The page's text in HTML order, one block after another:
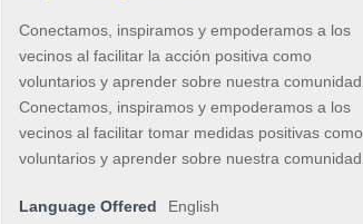
Conectamos, inspiramos y empoderamos a los
vecinos al facilitar la acción positiva como
voluntarios y aprender sobre nuestra comunidad.
Conectamos, inspiramos y empoderamos a los
vecinos al facilitar tomar medidas positivas como
voluntarios y aprender sobre nuestra comunidad.
Language Offered English